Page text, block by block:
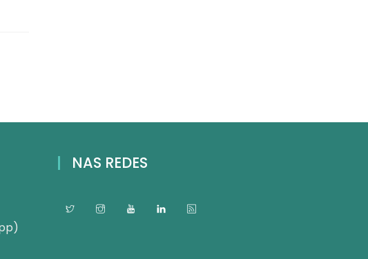
NAS REDES